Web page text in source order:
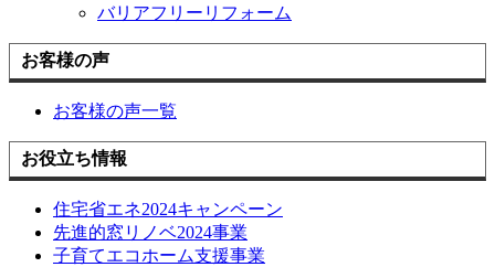
バリアフリーリフォーム
お客様の声
お客様の声一覧
お役立ち情報
住宅省エネ2024キャンペーン
先進的窓リノベ2024事業
子育てエコホーム支援事業